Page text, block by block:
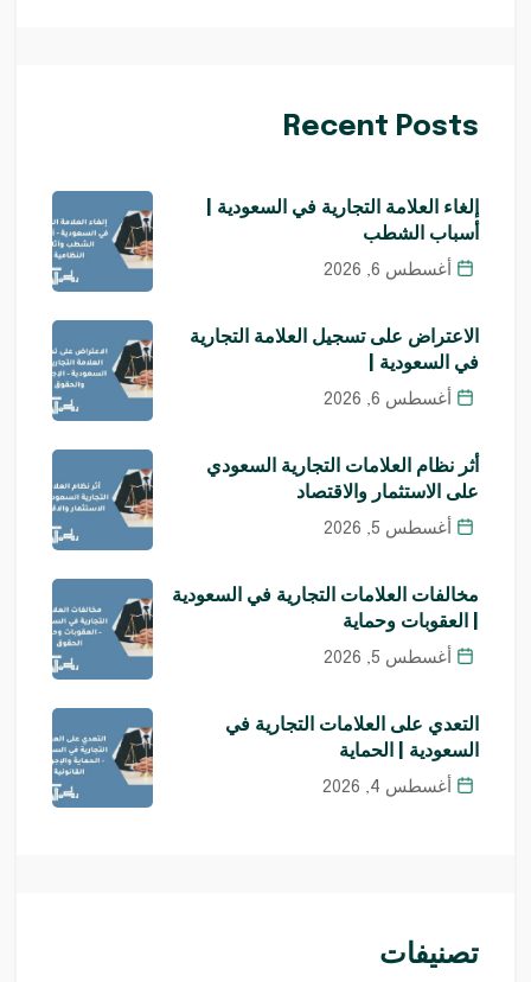
Recent Posts
إلغاء العلامة التجارية في السعودية |
أسباب الشطب
أغسطس 6, 2026
الاعتراض على تسجيل العلامة التجارية
في السعودية |
أغسطس 6, 2026
أثر نظام العلامات التجارية السعودي
على الاستثمار والاقتصاد
أغسطس 5, 2026
مخالفات العلامات التجارية في السعودية
| العقوبات وحماية
أغسطس 5, 2026
التعدي على العلامات التجارية في
السعودية | الحماية
أغسطس 4, 2026
تصنيفات